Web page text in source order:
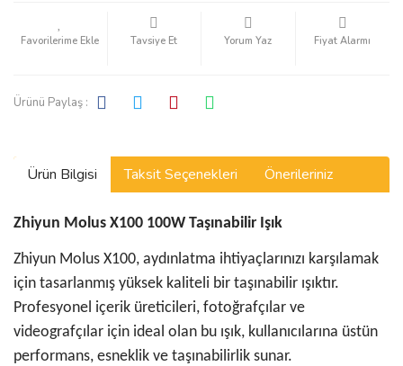
Tavsiye Et Yorum Yaz Fiyat Alarmı
Ürünü Paylaş :
Ürün Bilgisi Taksit Seçenekleri Önerileriniz
Zhiyun Molus X100 100W Taşınabilir Işık
Zhiyun Molus X100, aydınlatma ihtiyaçlarınızı karşılamak
için tasarlanmış yüksek kaliteli bir taşınabilir ışıktır.
Profesyonel içerik üreticileri, fotoğrafçılar ve
videografçılar için ideal olan bu ışık, kullanıcılarına üstün
performans, esneklik ve taşınabilirlik sunar.